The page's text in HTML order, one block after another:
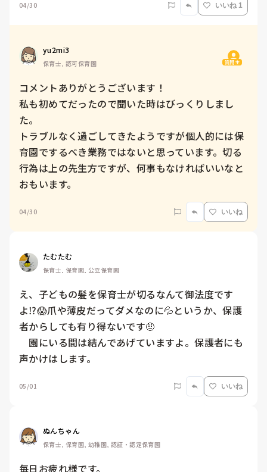
04/30 いいね 1
yu2mi3
保育士, 認可保育園 質問主
コメントありがとうございます！
私も初めてだったので聞いた時はびっくりしまし
た。
トラブルなく過ごしてきたようですが個人的には保
育園でするべき業務ではないと思っています。切る
行為は上の先生方ですが、何事もなければいいなと
おもいます。
04/30 いいね
たむたむ
保育士, 保育園, 公立保育園
え、子どもの髪を保育士が切るなんて御法度です
よ⁉️😱爪や薄皮だってダメなのに💦というか、保護
者からしても有り得ないです🤨
園にいる間は結んであげていますよ。保護者にも
声かけはします。
05/01 いいね
ぬんちゃん
保育士, 保育園, 幼稚園, 認証・認定保育園
毎日お疲れ様です。